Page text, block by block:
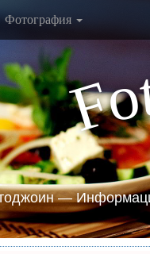
Фотография
Fo
—